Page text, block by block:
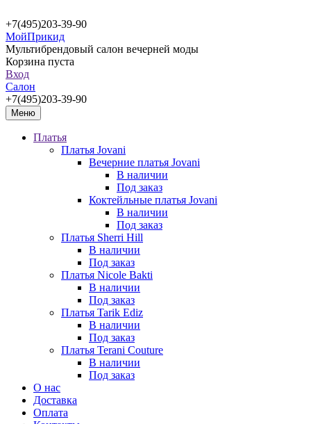
+7(495)203-39-90
МойПрикид
Мультибрендовый салон вечерней моды
Корзина пуста
Вход
Салон
+7(495)203-39-90
Меню
Платья
Платья Jovani
Вечерние платья Jovani
В наличии
Под заказ
Коктейльные платья Jovani
В наличии
Под заказ
Платья Sherri Hill
В наличии
Под заказ
Платья Nicole Bakti
В наличии
Под заказ
Платья Tarik Ediz
В наличии
Под заказ
Платья Terani Couture
В наличии
Под заказ
О нас
Доставка
Оплата